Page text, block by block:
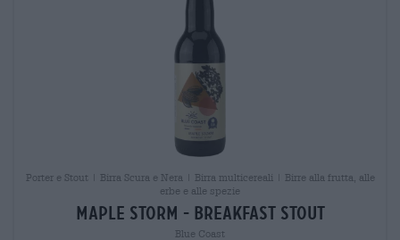
Porter e Stout | Birra Scura e Nera | Birra multicereali | Birre alla frutta, alle
erbe e alle spezie
maple storm - breakfast stout
Blue Coast